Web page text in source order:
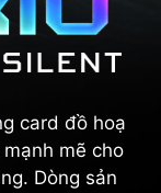
card đồ hoạ
mạnh mẽ cho
Dòng sản